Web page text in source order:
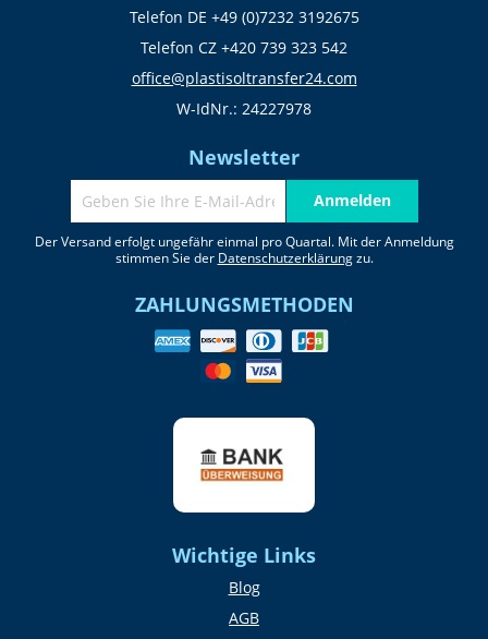
Telefon DE +49 (0)7232 3192675
Telefon CZ +420 739 323 542
office@plastisoltransfer24.com
W-IdNr.: 24227978
Newsletter
Anmelden
Der Versand erfolgt ungefähr einmal pro Quartal. Mit der Anmeldung
stimmen Sie der Datenschutzerklärungzu.
ZAHLUNGSMETHODEN
Wichtige Links
Blog
AGB